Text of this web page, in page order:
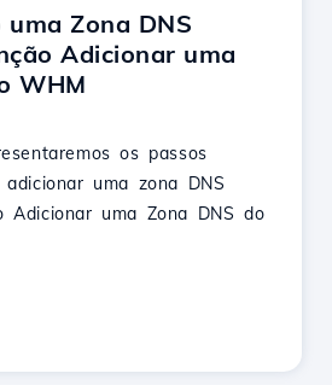
Zona DNS
Adicionar uma
WHM
os passos
uma zona DNS
Adicionar uma Zona DNS do